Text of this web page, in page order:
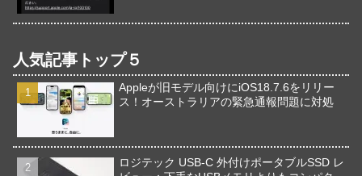
人気記事トップ５
Appleが旧モデル向けにiOS18.7.6をリリー
ス！オーストラリアの緊急通報問題に対処
ロジテック USB-C 外付けポータブルSSD レ